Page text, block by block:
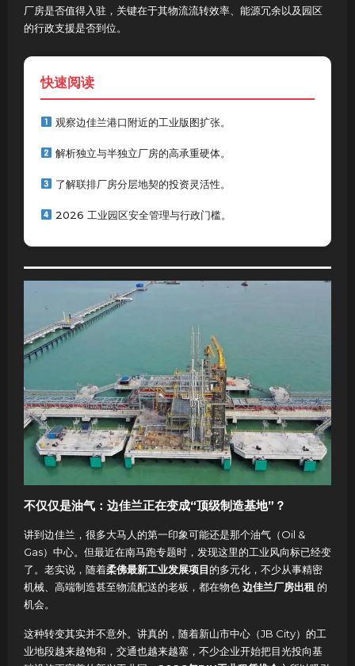
厂房是否值得入驻，关键在于其物流流转效率、能源冗余以及园区
的行政支援是否到位。
快速阅读
观察边佳兰港口附近的工业版图扩张。
解析独立与半独立厂房的高承重硬体。
了解联排厂房分层地契的投资灵活性。
2026 工业园区安全管理与行政门槛。
不仅仅是油气：边佳兰正在变成“顶级制造基地”？
讲到边佳兰，很多大马人的第一印象可能还是那个油气（Oil &
Gas）中心。但最近在南马跑专题时，发现这里的工业风向标已经变
了。老实说，随着柔佛最新工业发展项目的多元化，不少从事精密
机械、高端制造甚至物流配送的老板，都在物色边佳兰厂房出租 的
机会。
这种转变其实并不意外。讲真的，随着新山市中心（JB City）的工
业地段越来越饱和，交通也越来越塞，不少企业开始把目光投向基